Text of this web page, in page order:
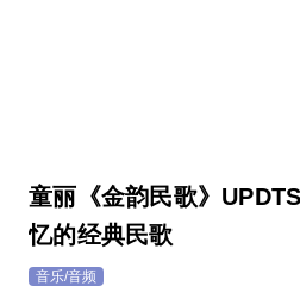
童丽《金韵民歌》
忆的经典民歌
音乐/音频